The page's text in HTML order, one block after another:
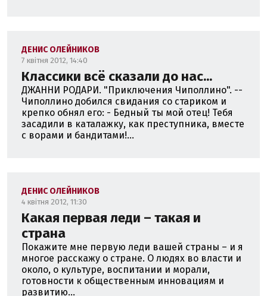
ДЕНИС ОЛЕЙНИКОВ
7 квітня 2012, 14:40
Классики всё сказали до нас...
ДЖАННИ РОДАРИ. "Приключения Чиполлино". --
Чиполлино добился свидания со стариком и
крепко обнял его: - Бедный ты мой отец! Тебя
засадили в каталажку, как преступника, вместе
с ворами и бандитами!...
ДЕНИС ОЛЕЙНИКОВ
4 квітня 2012, 11:30
Какая первая леди – такая и
страна
Покажите мне первую леди вашей страны – и я
многое расскажу о стране. О людях во власти и
около, о культуре, воспитании и морали,
готовности к общественным инновациям и
развитию...